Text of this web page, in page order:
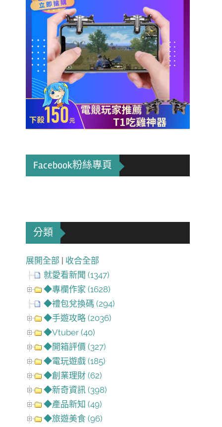
Facebook粉絲專頁
分類
展開全部 | 收合全部
就愛看新聞 (1347)
◆專欄作家 (1628)
◆禮包兌換碼 (294)
◆手遊攻略 (2036)
◆Vtuber (40)
◆開箱評價 (327)
◆電玩遊戲 (185)
◆創業理財 (62)
◆新奇資訊 (398)
◆產品新知 (49)
◆旅遊美食 (96)